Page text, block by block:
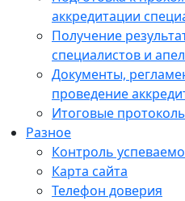
аккредитации
Получение
специалистов и
Документы,
проведение
Итоговые
Разное
Контроль
Карта сайта
Телефон доверия